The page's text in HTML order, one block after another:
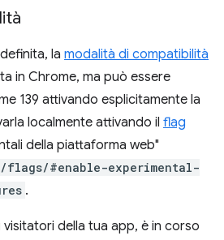
la modalità di compatibilità
in Chrome, ma può essere
139 attivando esplicitamente la
localmente attivando il flag
della piattaforma web"
flags/#enable-experimental-
.
della tua app, è in corso